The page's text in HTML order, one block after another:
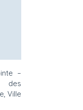
–
des
Ville